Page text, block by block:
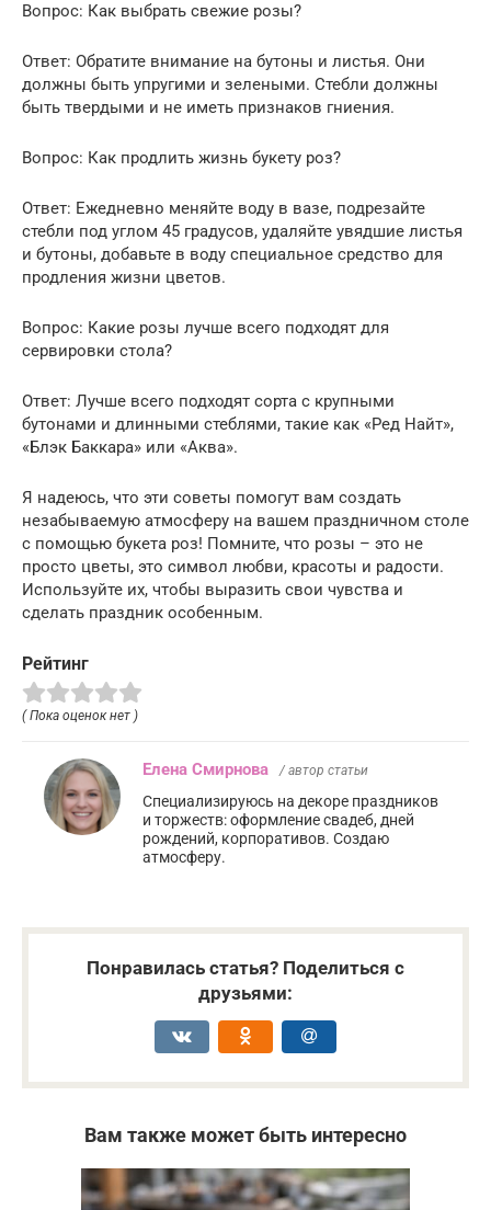
Вопрос: Как выбрать свежие розы?
Ответ: Обратите внимание на бутоны и листья. Они
должны быть упругими и зелеными. Стебли должны
быть твердыми и не иметь признаков гниения.
Вопрос: Как продлить жизнь букету роз?
Ответ: Ежедневно меняйте воду в вазе, подрезайте
стебли под углом 45 градусов, удаляйте увядшие листья
и бутоны, добавьте в воду специальное средство для
продления жизни цветов.
Вопрос: Какие розы лучше всего подходят для
сервировки стола?
Ответ: Лучше всего подходят сорта с крупными
бутонами и длинными стеблями, такие как «Ред Найт»,
«Блэк Баккара» или «Аква».
Я надеюсь, что эти советы помогут вам создать
незабываемую атмосферу на вашем праздничном столе
с помощью букета роз! Помните, что розы – это не
просто цветы, это символ любви, красоты и радости.
Используйте их, чтобы выразить свои чувства и
сделать праздник особенным.
Рейтинг
( Пока оценок нет )
Елена Смирнова / автор статьи
Специализируюсь на декоре праздников
и торжеств: оформление свадеб, дней
рождений, корпоративов. Создаю
атмосферу.
Понравилась статья? Поделиться с
друзьями:
Вам также может быть интересно